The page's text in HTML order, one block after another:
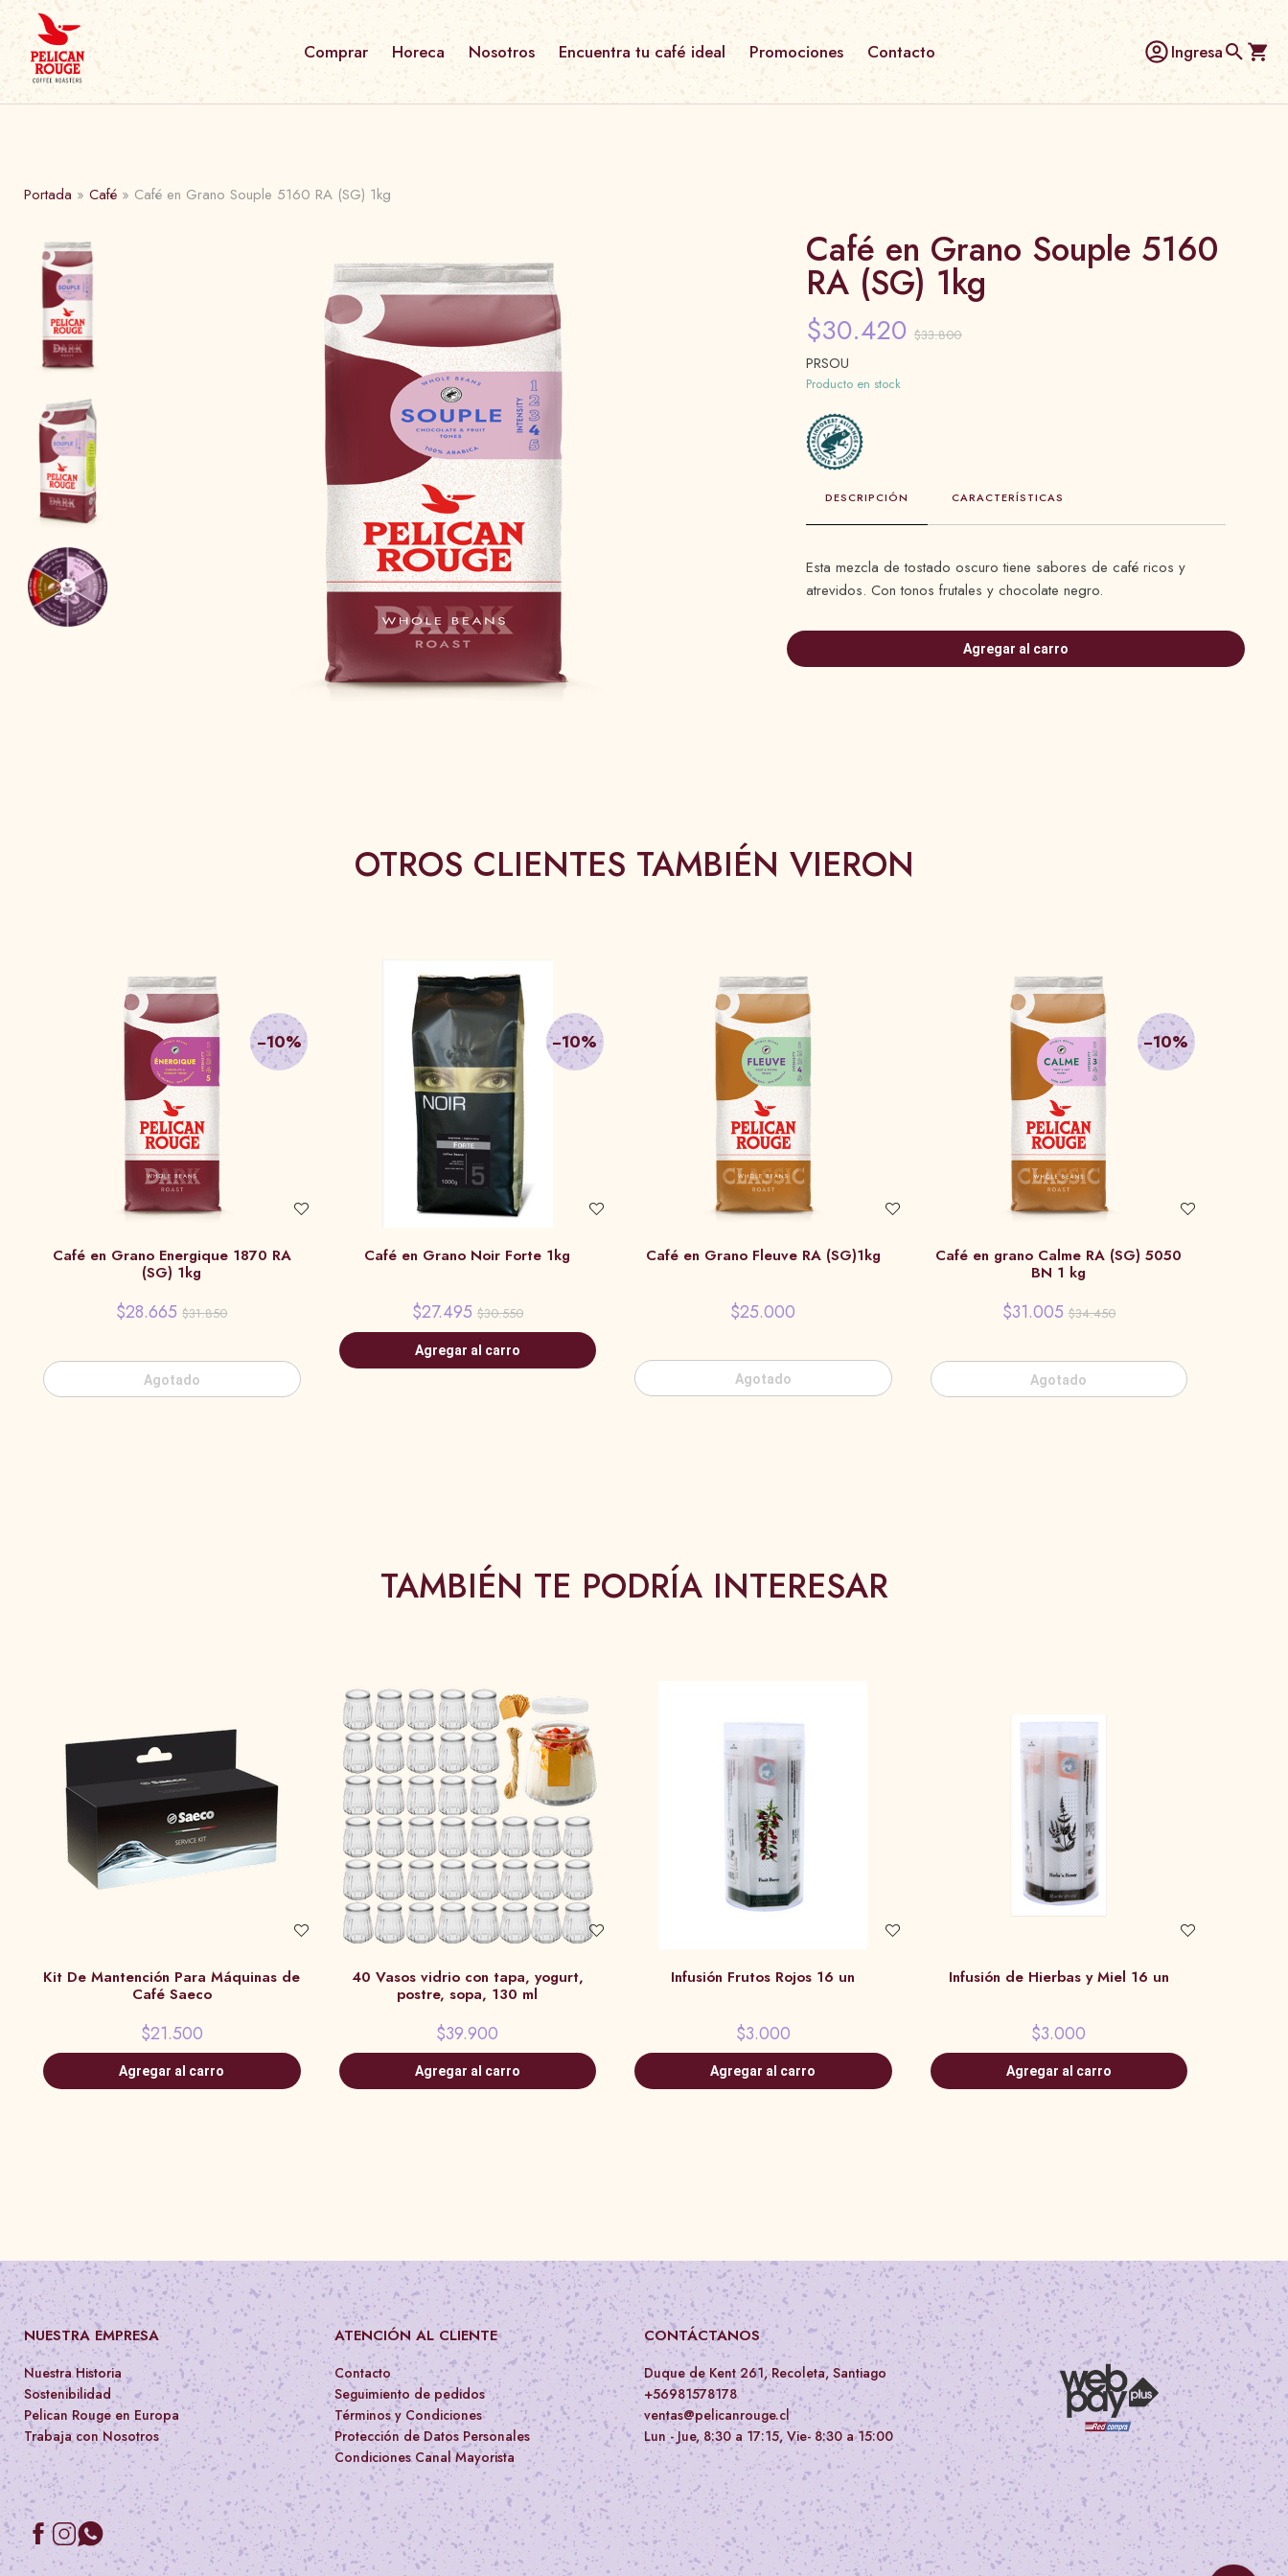
Comprar
Café Grano
Horeca Nosotros Encuentra tu café ideal Promociones Contacto Ingresa
Portada » Café » Café en Grano Souple 5160 RA (SG) 1kg
Café en Grano Souple 5160
RA (SG) 1kg
$30.420 $33.800
PRSOU
Producto en stock
DESCRIPCIÓN CARACTERÍSTICAS
Esta mezcla de tostado oscuro tiene sabores de café ricos y
atrevidos. Con tonos frutales y chocolate negro.
Agregar al carro
OTROS CLIENTES TAMBIÉN VIERON
−10%
Café en Grano Energique 1870 RA
(SG) 1kg
$28.665 $31.850
Agotado
−10%
Café en Grano Noir Forte 1kg
$27.495 $30.550
Agregar al carro
Café en Grano Fleuve RA (SG)1kg
$25.000
Agotado
−10%
Café en grano Calme RA (SG) 5050
BN 1 kg
$31.005 $34.450
Agotado
TAMBIÉN TE PODRÍA INTERESAR
Kit De Mantención Para Máquinas de
Café Saeco
$21.500
Agregar al carro
40 Vasos vidrio con tapa, yogurt,
postre, sopa, 130 ml
$39.900
Agregar al carro
Infusión Frutos Rojos 16 un
$3.000
Agregar al carro
Infusión de Hierbas y Miel 16 un
$3.000
Agregar al carro
NUESTRA EMPRESA
Nuestra Historia
Sostenibilidad
Pelican Rouge en Europa
Trabaja con Nosotros
ATENCIÓN AL CLIENTE
Contacto
Seguimiento de pedidos
Términos y Condiciones
Protección de Datos Personales
Condiciones Canal Mayorista
CONTÁCTANOS
Duque de Kent 261, Recoleta, Santiago
+56981578178
ventas@pelicanrouge.cl
Lun - Jue, 8:30 a 17:15, Vie- 8:30 a 15:00